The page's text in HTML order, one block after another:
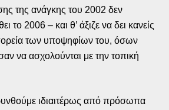
της ανάγκης του 2002 δεν
το 2006 – και θ’ άξιζε να δει κανείς
των υποψηφίων του, όσων
να ασχολούνται με την τοπική
ιδιαιτέρως από πρόσωπα